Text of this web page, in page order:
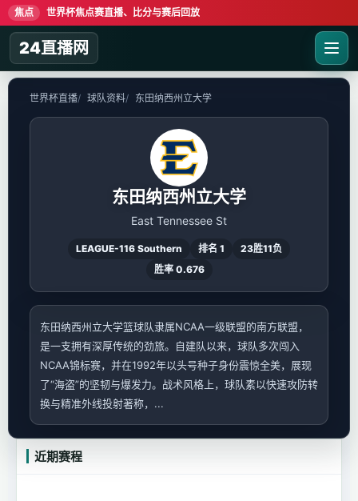
焦点 世界杯焦点赛直播、比分与赛后回放
24直播网
世界杯直播 球队资料 东田纳西州立大学
东田纳西州立大学
East Tennessee St
LEAGUE-116 Southern 排名 1
23胜11负
胜率 0.676
东田纳西州立大学篮球队隶属NCAA一级联盟的南方联盟，
是一支拥有深厚传统的劲旅。自建队以来，球队多次闯入
NCAA锦标赛，并在1992年以头号种子身份震惊全美，展现
了“海盗”的坚韧与爆发力。战术风格上，球队素以快速攻防转
换与精准外线投射著称，...
近期赛程